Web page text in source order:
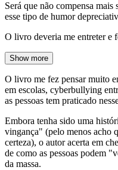
Será que não compensa
esse tipo de humor
O livro deveria me entreter e
Show more
O livro me fez pensar muito
em escolas, cyberbullying
as pessoas tem praticado
Embora tenha sido uma
vingança" (pelo menos acho
certeza), o autor acerta em
de como as pessoas podem
da massa.